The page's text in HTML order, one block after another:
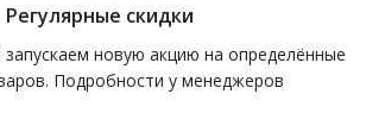
Регулярные скидки
новую акцию на определённые
Подробности у менеджеров